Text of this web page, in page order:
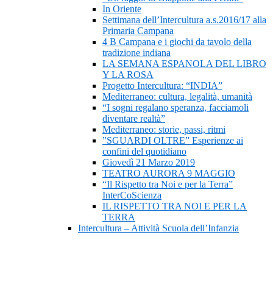
In Oriente
Settimana dell’Intercultura a.s.2016/17 alla
Primaria Campana
4 B Campana e i giochi da tavolo della
tradizione indiana
LA SEMANA ESPANOLA DEL LIBRO
Y LA ROSA
Progetto Intercultura: “INDIA”
Mediterraneo: cultura, legalità, umanità
“I sogni regalano speranza, facciamoli
diventare realtà”
Mediterraneo: storie, passi, ritmi
”SGUARDI OLTRE” Esperienze ai
confini del quotidiano
Giovedì 21 Marzo 2019
TEATRO AURORA 9 MAGGIO
“Il Rispetto tra Noi e per la Terra”
InterCoScienza
IL RISPETTO TRA NOI E PER LA
TERRA
Intercultura – Attività Scuola dell’Infanzia